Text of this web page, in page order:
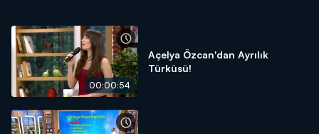
00:00:54
Açelya Özcan'dan Ayrılık
Türküsü!